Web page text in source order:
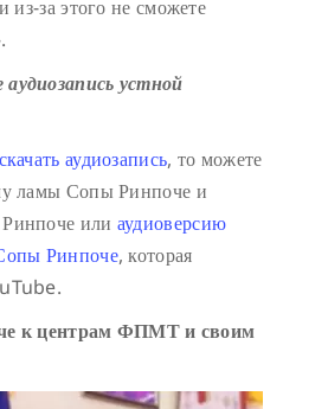
из-за этого не сможете
устной
скачать аудиозапись, то можете
ламы Сопы Ринпоче и
или аудиоверсию
Ринпоче, которая
к центрам ФПМТ и своим